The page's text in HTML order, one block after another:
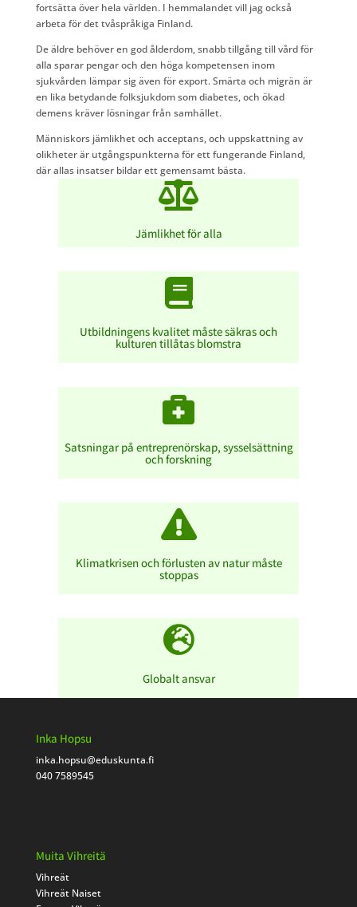
fortsätta över hela världen. I hemmalandet vill jag också
arbeta för det tvåspråkiga Finland.
De äldre behöver en god ålderdom, snabb tillgång till vård för
alla sparar pengar och den höga kompetensen inom
sjukvården lämpar sig även för export. Smärta och migrän är
en lika betydande folksjukdom som diabetes, och ökad
demens kräver lösningar från samhället.
Människors jämlikhet och acceptans, och uppskattning av
olikheter är utgångspunkterna för ett fungerande Finland,
där allas insatser bildar ett gemensamt bästa.

Jämlikhet för alla

Utbildningens kvalitet måste säkras och
kulturen tillåtas blomstra

Satsningar på entreprenörskap, sysselsättning
och forskning

Klimatkrisen och förlusten av natur måste
stoppas

Globalt ansvar
Inka Hopsu
inka.hopsu@eduskunta.fi
040 7589545
Muita Vihreitä
Vihreät
Vihreät Naiset